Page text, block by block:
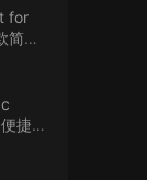
网卡
for
简单
软件
捷的